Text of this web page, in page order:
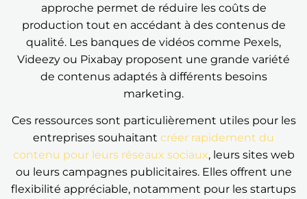
approche permet de réduire les coûts de
production tout en accédant à des contenus de
qualité. Les banques de vidéos comme Pexels,
Videezy ou Pixabay proposent une grande variété
de contenus adaptés à différents besoins
marketing.
Ces ressources sont particulièrement utiles pour les
entreprises souhaitant créer rapidement du
contenu pour leurs réseaux sociaux, leurs sites web
ou leurs campagnes publicitaires. Elles offrent une
flexibilité appréciable, notamment pour les startups